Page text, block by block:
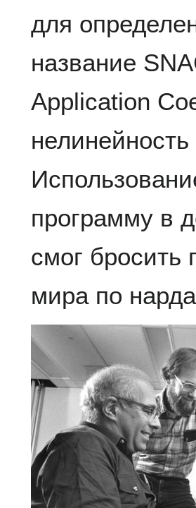
для
название
Application
программу в
смог бросить
мира по